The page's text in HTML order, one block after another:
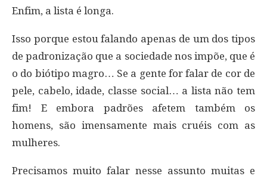
Enfim, a lista é longa.
Isso porque estou falando apenas de um dos tipos
de padronização que a sociedade nos impõe, que é
o do biótipo magro… Se a gente for falar de cor de
pele, cabelo, idade, classe social… a lista não tem
fim! E embora padrões afetem também os
homens, são imensamente mais cruéis com as
mulheres.
Precisamos muito falar nesse assunto muitas e